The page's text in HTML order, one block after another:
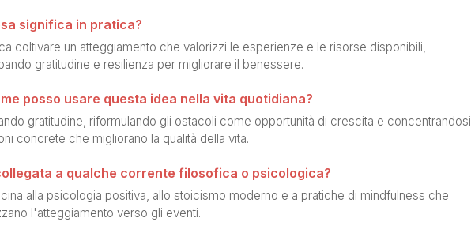
significa in pratica?
coltivare un atteggiamento che valorizzi le esperienze e le risorse disponibili,
gratitudine e resilienza per migliorare il benessere.
posso usare questa idea nella vita quotidiana?
gratitudine, riformulando gli ostacoli come opportunità di crescita e concentrandosi
concrete che migliorano la qualità della vita.
a qualche corrente filosofica o psicologica?
alla psicologia positiva, allo stoicismo moderno e a pratiche di mindfulness che
l'atteggiamento verso gli eventi.